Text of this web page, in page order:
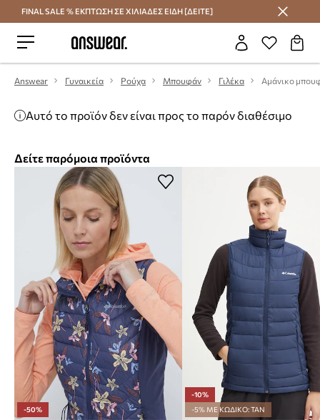
Εξοικονομήστε με το Answear Club
FINAL SALE % ΕΚΠΤΩΣΗ ΣΕ ΧΙΛΙΑΔΕΣ ΕΙΔΗ [ΔΕΙΤΕ]
Answear Γυναικεία Ρούχα Μπουφάν Γιλέκα Αμάνικο
Αυτό το προϊόν δεν είναι προς το παρόν διαθέσιμο
Δείτε παρόμοια προϊόντα
-50%
-10%
-5% ΜΕ ΚΩΔΙΚΟ: TAN